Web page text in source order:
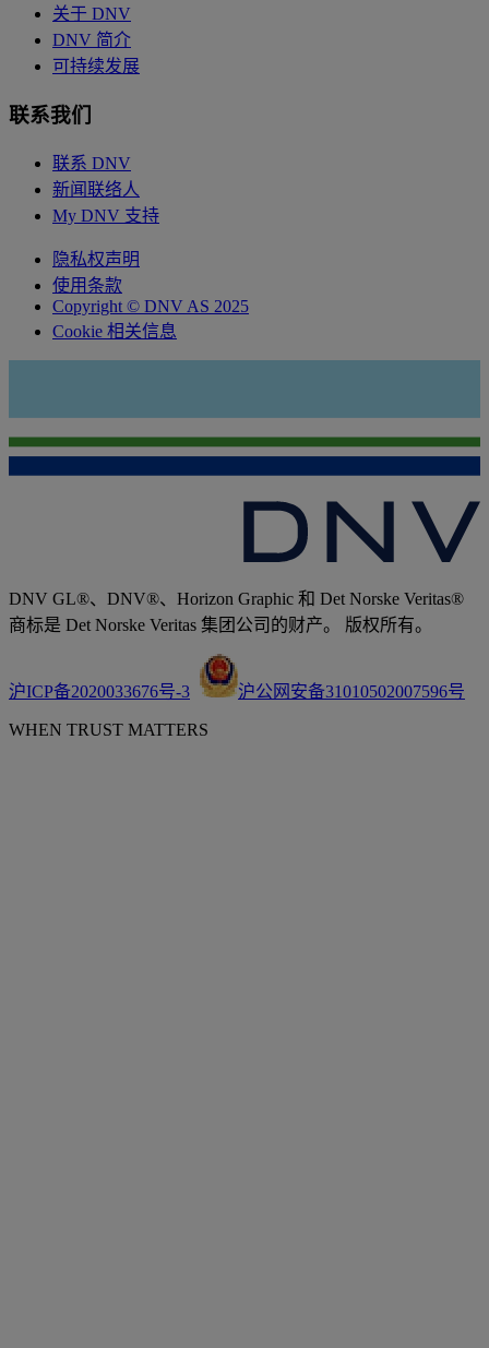
关于 DNV
DNV 简介
可持续发展
联系我们
联系 DNV
新闻联络人
My DNV 支持
隐私权声明
使用条款
Copyright © DNV AS 2025
Cookie 相关信息
DNV GL®、DNV®、Horizon Graphic 和 Det Norske Veritas®
商标是 Det Norske Veritas 集团公司的财产。 版权所有。
沪ICP备2020033676号-3 沪公网安备31010502007596号
WHEN TRUST MATTERS